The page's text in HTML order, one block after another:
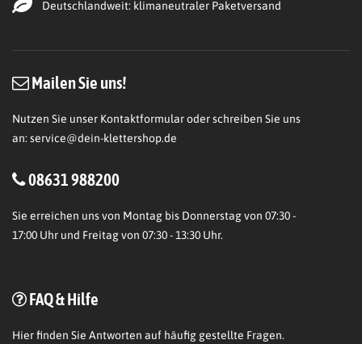
Deutschlandweit: klimaneutraler Paketversand
Mailen Sie uns!
Nutzen Sie unser Kontaktformular oder schreiben Sie uns
an: service@dein-klettershop.de
08631 988200
Sie erreichen uns von Montag bis Donnerstag von 07:30 -
17:00 Uhr und Freitag von 07:30 - 13:30 Uhr.
FAQ & Hilfe
Hierfinden Sie Antworten auf häufig gestellte Fragen.